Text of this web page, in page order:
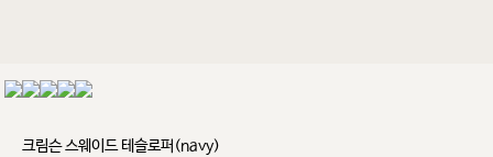
크림슨 스웨이드 테슬로퍼(navy)